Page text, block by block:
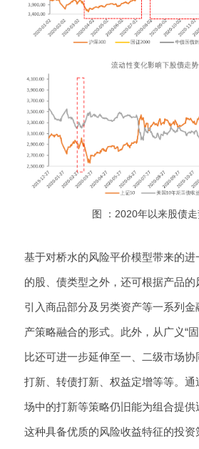
图 ：2020年以来股债
基于对桥水的风险平价模型带来的
的股、债类型之外，还可根据产品的
引入商品部分及另类资产等一系列
产策略融合的形式。此外，从广义“
比还可进一步延伸至一、二级市场
打新、转债打新、权益定增等等。
场中的打新等策略仍旧能为组合提供
这种具备优质的风险收益特征的投